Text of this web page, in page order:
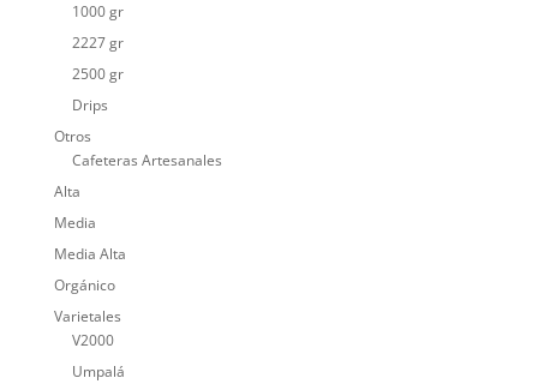
1000 gr
2227 gr
2500 gr
Drips
Otros
Cafeteras Artesanales
Alta
Media
Media Alta
Orgánico
Varietales
V2000
Umpalá